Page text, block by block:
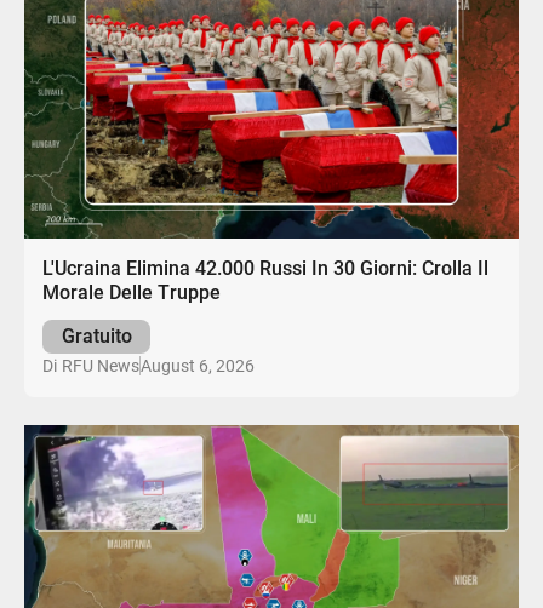
L'Ucraina Elimina 42.000 Russi In 30 Giorni: Crolla Il
Morale Delle Truppe
Gratuito
Di RFU NewsAugust 6, 2026